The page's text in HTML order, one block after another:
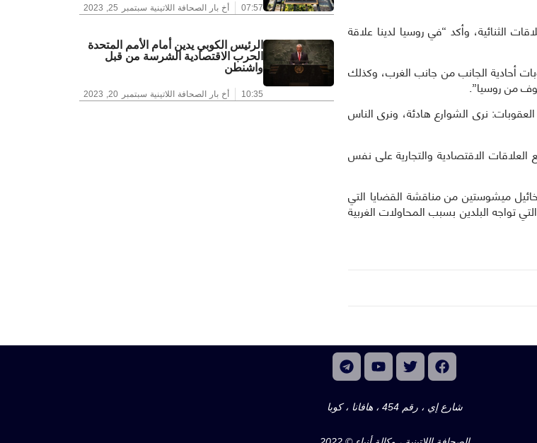
الثنائية، وأكد “في روسيا لدينا علاقة
أحادية الجانب من جانب الغرب، وكذلك
من روسيا”.
نرى الشوارع هادئة، ونرى الناس
الاقتصادية والتجارية على نفس
ميشوستين من مناقشة القضايا التي
تواجه البلدين بسبب المحاولات الغربية
07:57 أخ بار الصحافة اللاتينية سبتمبر 25, 2023
الرئيس الكوبي يدين أمام الأمم المتحدة
الحرب الاقتصادية الشرسة من قبل
واشنطن
10:35 أخ بار الصحافة اللاتينية سبتمبر 20, 2023
شارع إي ، رقم 454 ، هافانا ، كوبا